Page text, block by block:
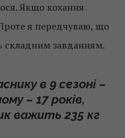
Якщо кохання
я передчуваю, що
складним завданням.
в 9 сезоні –
– 17 років,
важить 235 кг